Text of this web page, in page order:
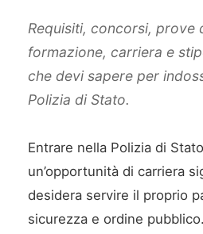
Requisiti, concorsi, prove
formazione, carriera e
che devi sapere per
Polizia di Stato.
Entrare nella Polizia di
un’opportunità di carriera
desidera servire il proprio
sicurezza e ordine